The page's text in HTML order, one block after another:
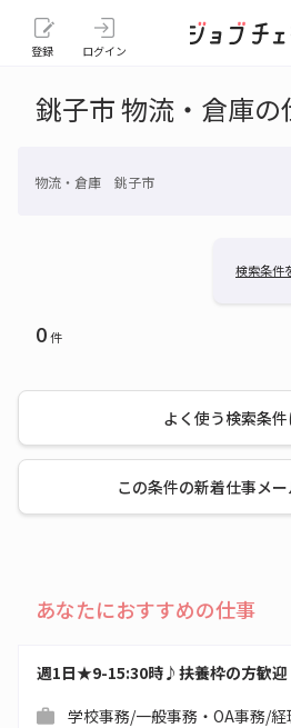
登録 ログイン
銚子市 物流・倉庫の
物流・倉庫 銚子市
検索条件
0件
よく使う検索条
この条件の新着仕事メ
あなたにおすすめの仕事
週1日★9-15:30時♪扶養枠の方歓
学校事務/一般事務・OA事務/経